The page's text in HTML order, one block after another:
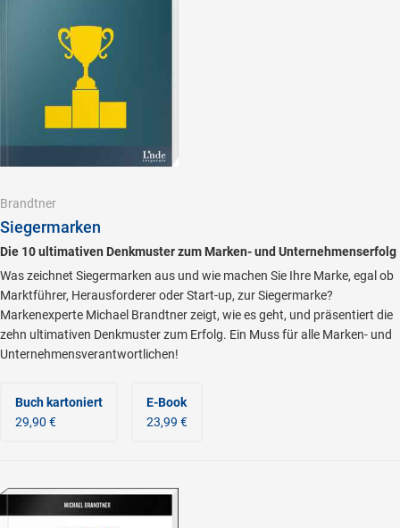
Brandtner
Siegermarken
Die 10 ultimativen Denkmuster zum Marken- und Unternehmenserfolg
Was zeichnet Siegermarken aus und wie machen Sie Ihre Marke, egal ob
Marktführer, Herausforderer oder Start-up, zur Siegermarke?
Markenexperte Michael Brandtner zeigt, wie es geht, und präsentiert die
zehn ultimativen Denkmuster zum Erfolg. Ein Muss für alle Marken- und
Unternehmensverantwortlichen!
Buch kartoniert
29,90 €
E-Book
23,99 €